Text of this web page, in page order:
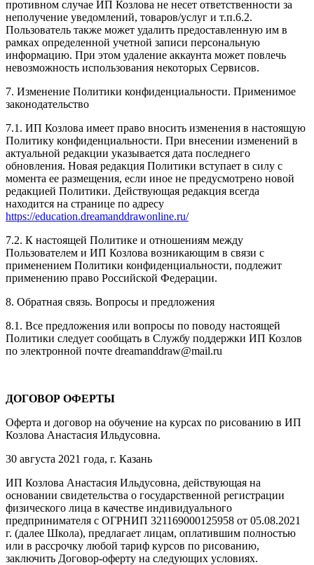
противном случае ИП Козлова не несет ответственности за
неполучение уведомлений, товаров/услуг и т.п.6.2.
Пользователь также может удалить предоставленную им в
рамках определенной учетной записи персональную
информацию. При этом удаление аккаунта может повлечь
невозможность использования некоторых Сервисов.
7. Изменение Политики конфиденциальности. Применимое
законодательство
7.1. ИП Козлова имеет право вносить изменения в настоящую
Политику конфиденциальности. При внесении изменений в
актуальной редакции указывается дата последнего
обновления. Новая редакция Политики вступает в силу с
момента ее размещения, если иное не предусмотрено новой
редакцией Политики. Действующая редакция всегда
находится на странице по адресу
https://education.dreamanddrawonline.ru/
7.2. К настоящей Политике и отношениям между
Пользователем и ИП Козлова возникающим в связи с
применением Политики конфиденциальности, подлежит
применению право Российской Федерации.
8. Обратная связь. Вопросы и предложения
8.1. Все предложения или вопросы по поводу настоящей
Политики следует сообщать в Службу поддержки ИП Козлов
по электронной почте dreamanddraw@mail.ru
ДОГОВОР ОФЕРТЫ
Оферта и договор на обучение на курсах по рисованию в ИП
Козлова Анастасия Ильдусовна.
30 августа 2021 года, г. Казань
ИП Козлова Анастасия Ильдусовна, действующая на
основании свидетельства о государственной регистрации
физического лица в качестве индивидуального
предпринимателя с ОГРНИП 321169000125958 от 05.08.2021
г. (далее Школа), предлагает лицам, оплатившим полностью
или в рассрочку любой тариф курсов по рисованию,
заключить Договор-оферту на следующих условиях.